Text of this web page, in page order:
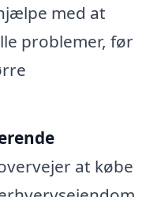
med at
problemer, før
at købe